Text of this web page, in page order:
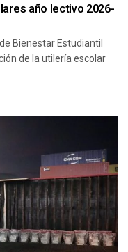
año lectivo 2026-
Bienestar Estudiantil
de la utilería escolar